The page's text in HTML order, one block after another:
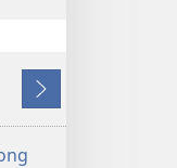
Susunod